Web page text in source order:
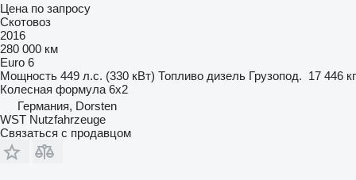
Цена по запросу
Скотовоз
2016
280 000 км
Euro 6
Мощность 449 л.с. (330 кВт) Топливо дизель Грузопод. 17 446 кг
Колесная формула 6x2
Германия, Dorsten
WST Nutzfahrzeuge
Связаться с продавцом